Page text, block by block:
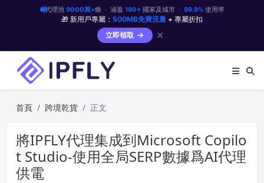
代理池 9000萬+條 · 涵蓋 190+國家及城市 · 99.9%使用率
🎁 新用戶專屬： 500MB免費流量 + 專屬折扣
立即領取
✕
首頁 跨境乾貨 正文
將IPFLY代理集成到Microsoft Copilo
t Studio-使用全局SERP數據爲AI代理
供電